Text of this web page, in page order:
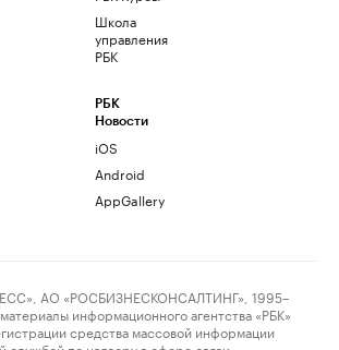
Школа
управления
РБК
РБК
Новости
iOS
Android
AppGallery
АО «РОСБИЗНЕСКОНСАЛТИНГ», 1995–
информационного агентства «РБК»
средства массовой информации